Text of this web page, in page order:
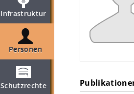
Infrastruktur
Personen
Schutzrechte